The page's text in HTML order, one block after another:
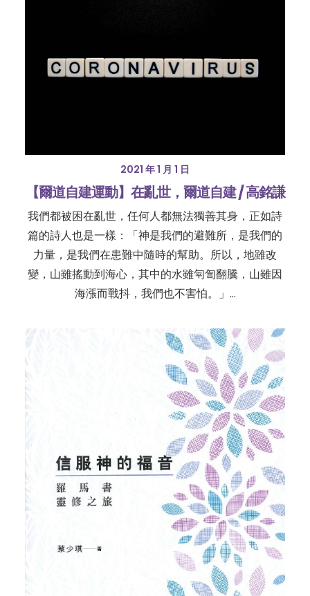
2021 年 1 月 1 日
【爾道自建運動】在亂世，爾道自建 / 高銘謙
我們都被困在亂世，任何人都無法獨善其身，正如詩
篇的詩人也是一樣：「神是我們的避難所，是我們的
力量，是我們在患難中隨時的幫助。所以，地雖改
變，山雖搖動到海心，其中的水雖匉訇翻騰，山雖因
海漲而戰抖，我們也不害怕。」…